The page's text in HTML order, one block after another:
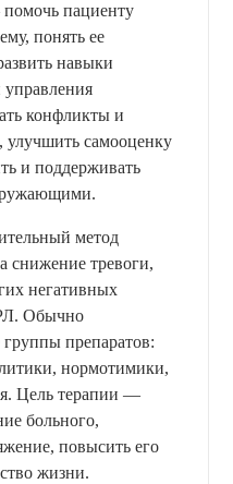
помочь пациенту
понять ее
навыки
конфликты и
улучшить самооценку
и поддерживать
метод
снижение тревоги,
негативных
Обычно
препаратов:
нормотимики,
Цель терапии —
больного,
повысить его
жизни.